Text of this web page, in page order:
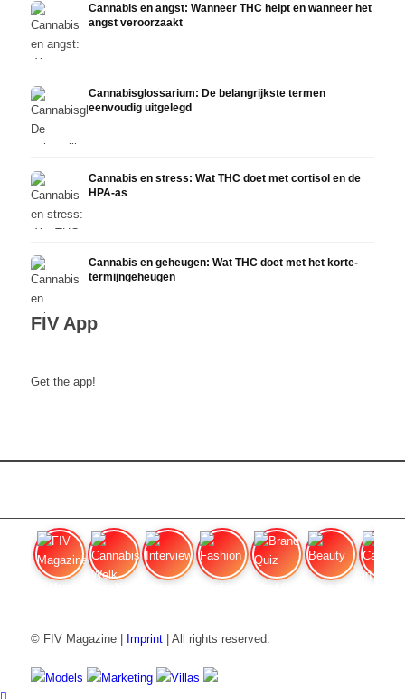
Cannabis en angst: Wanneer THC helpt en wanneer het
angst veroorzaakt
Cannabisglossarium: De belangrijkste termen
eenvoudig uitgelegd
Cannabis en stress: Wat THC doet met cortisol en de
HPA-as
Cannabis en geheugen: Wat THC doet met het korte-
termijngeheugen
FIV App
Get the app!
© FIV Magazine | Imprint| All rights reserved.
Models Marketing Villas